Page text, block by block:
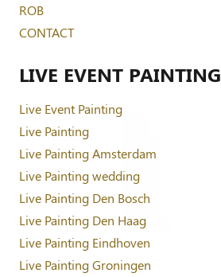
ROB
CONTACT
LIVE EVENT PAINTING
Live Event Painting
Live Painting
Live Painting Amsterdam
Live Painting wedding
Live Painting Den Bosch
Live Painting Den Haag
Live Painting Eindhoven
Live Painting Groningen